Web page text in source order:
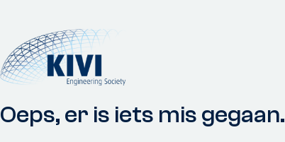
Oeps, er is iets mis gegaan.